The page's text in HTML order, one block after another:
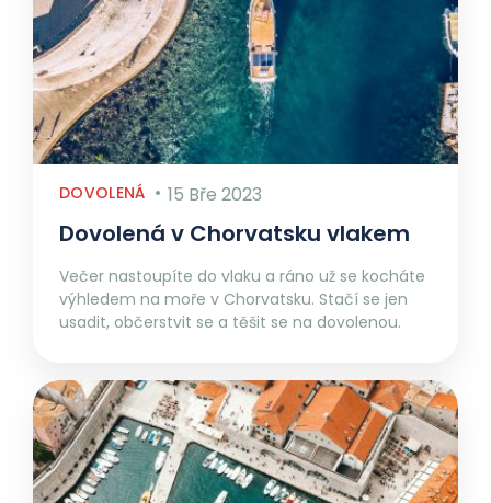
DOVOLENÁ 15 Bře 2023
Dovolená v Chorvatsku vlakem
Večer nastoupíte do vlaku a ráno už se kocháte
výhledem na moře v Chorvatsku. Stačí se jen
usadit, občerstvit se a těšit se na dovolenou.